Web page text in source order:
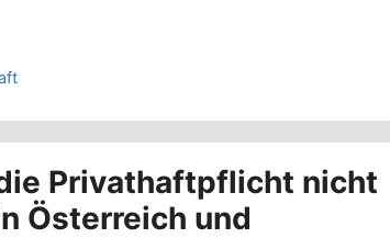
Privathaftpflicht nicht
Österreich und